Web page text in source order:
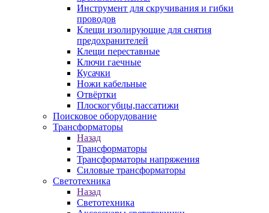
Инструмент для скручивания и гибки
проводов
Клещи изолирующие для снятия
предохранителей
Клещи переставные
Ключи гаечные
Кусачки
Ножи кабельные
Отвёртки
Плоскогубцы,пассатижи
Поисковое оборудование
Трансформаторы
Назад
Трансформаторы
Трансформаторы напряжения
Силовые трансформаторы
Светотехника
Назад
Светотехника